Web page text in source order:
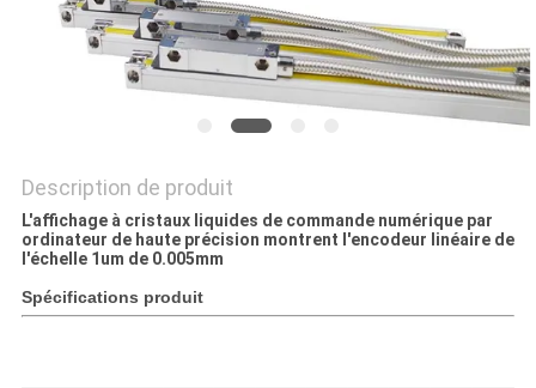
Description de produit
L'affichage à cristaux liquides de commande numérique par
ordinateur de haute précision montrent l'encodeur linéaire de
l'échelle 1um de 0.005mm
Spécifications produit